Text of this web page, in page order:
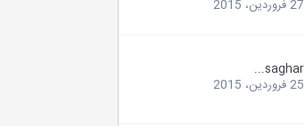
27 فروردین، 2015
saghar...
25 فروردین، 2015